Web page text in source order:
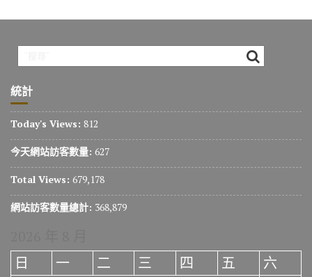
統計
Today's Views: 812
今天網站訪客數量: 627
Total Views: 679,178
網站訪客數量總計: 368,879
日
一 二 三 四 五
六